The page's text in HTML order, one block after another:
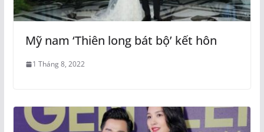
Mỹ nam ‘Thiên long bát bộ’ kết hôn
1 Tháng 8, 2022